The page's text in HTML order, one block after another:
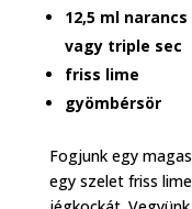
12,5 ml
vagy triple sec
friss lime
gyömbérsör
Fogjunk egy
egy szelet friss